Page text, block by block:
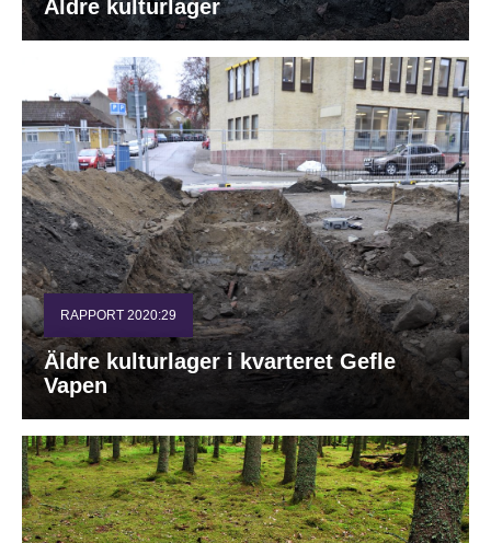
Äldre kulturlager
RAPPORT 2020:29
Äldre kulturlager i kvarteret Gefle
Vapen